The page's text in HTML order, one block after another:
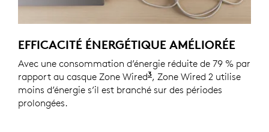
EFFICACITÉ ÉNERGÉTIQUE AMÉLIORÉE
Avec une consommation d’énergie réduite de 79 % par
rapport au casque Zone Wired3La réduction de la
, Zone Wired 2 utilise
moins d’énergie s’il est branché sur des périodes
prolongées.